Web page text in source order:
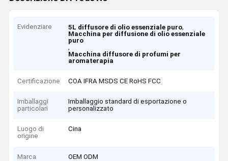
Evidenziare 5L diffusore di olio essenziale puro,
Macchina per diffusione di olio essenziale
puro
,
Macchina diffusore di profumi per
aromaterapia
Certificazione COA IFRA MSDS CE RoHS FCC
Imballaggi
particolari
Imballaggio standard di esportazione o
personalizzato
Luogo di
origine
Cina
Marca OEM ODM